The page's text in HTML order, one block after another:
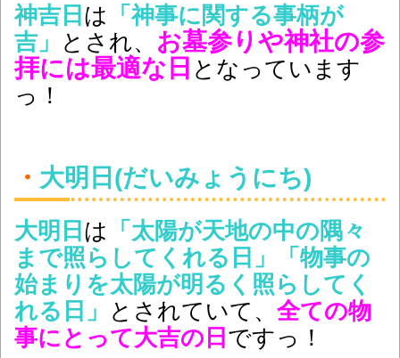
神吉日 は 「神事に関する事柄が
吉」 とされ、 お墓参りや神社の参
拝には最適な日 となっています
っ！
・ 大明日(だいみょうにち)
大明日 は 「太陽が天地の中の隅々
まで照らしてくれる日」「物事の
始まりを太陽が明るく照らしてく
れる日」 とされていて、 全ての物
事にとって大吉の日 ですっ！